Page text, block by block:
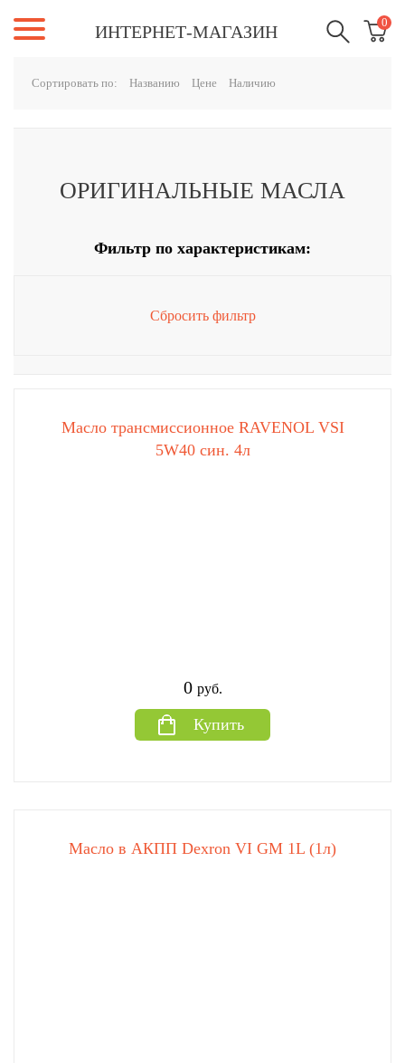
ИНТЕРНЕТ-МАГАЗИН 0
Сортировать по: Названию Цене Наличию
ОРИГИНАЛЬНЫЕ МАСЛА
Фильтр по характеристикам:
Сбросить фильтр
Масло трансмиссионное RAVENOL VSI
5W40 син. 4л
0 руб.
Купить
Масло в АКПП Dexron VI GM 1L (1л)